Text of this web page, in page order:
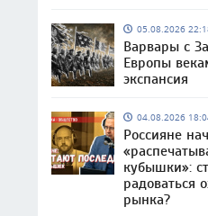
05.08.2026
Варвары с
Европы
экспансия
04.08.2026
Россияне
кубышки»:
радоваться
рынка?